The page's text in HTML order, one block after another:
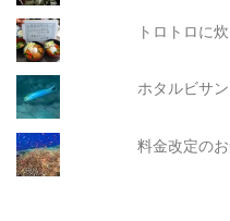
トロトロに
ホタルビサ
料金改定の